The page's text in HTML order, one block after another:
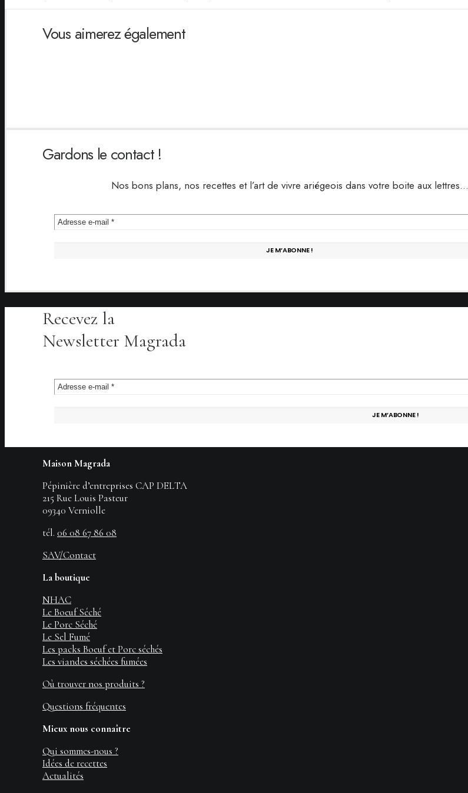
Vous aimerez également
AJOUTER AU PANIER
Gardons le contact !
Nos bons plans, nos recettes et l’art de vivre ariégeois dans votre boite aux lettres…
Recevez la
Newsletter Magrada
Maison Magrada
Pépinière d’entreprises CAP DELTA
215 Rue Louis Pasteur
09340 Verniolle
tél. 06 08 67 86 08
SAV/Contact
La boutique
NHAC
Le Boeuf Séché
Le Porc Séché
Le Sel Fumé
Les packs Boeuf et Porc séchés
Les viandes séchées fumées
Où trouver nos produits ?
Questions fréquentes
Mieux nous connaître
Qui sommes-nous ?
Idées de recettes
Actualités